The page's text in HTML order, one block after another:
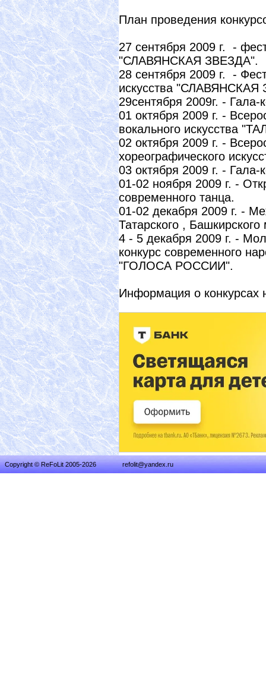
План проведения
27 сентября 2009 г. -
"СЛАВЯНСКАЯ ЗВЕЗДА".
28 сентября 2009 г. -
искусства "СЛАВЯНСКАЯ
29сентября 2009г. - Гала-
01 октября 2009 г. -
вокального искусства
02 октября 2009 г. -
хореографического
03 октября 2009 г. - Гала-
01-02 ноября 2009 г. -
современного танца.
01-02 декабря 2009 г. -
Татарского , Башкирского
4 - 5 декабря 2009 г. -
конкурс современного
"ГОЛОСА РОССИИ".
Информация о конкурсах
Copyright © ReFoLit 2005-2026 refolit@yandex.ru